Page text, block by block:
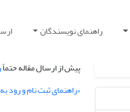
راهنمای نویسندگان
پیش از ارسال مقاله حتماً
«راهنمای ثبت نام و رود